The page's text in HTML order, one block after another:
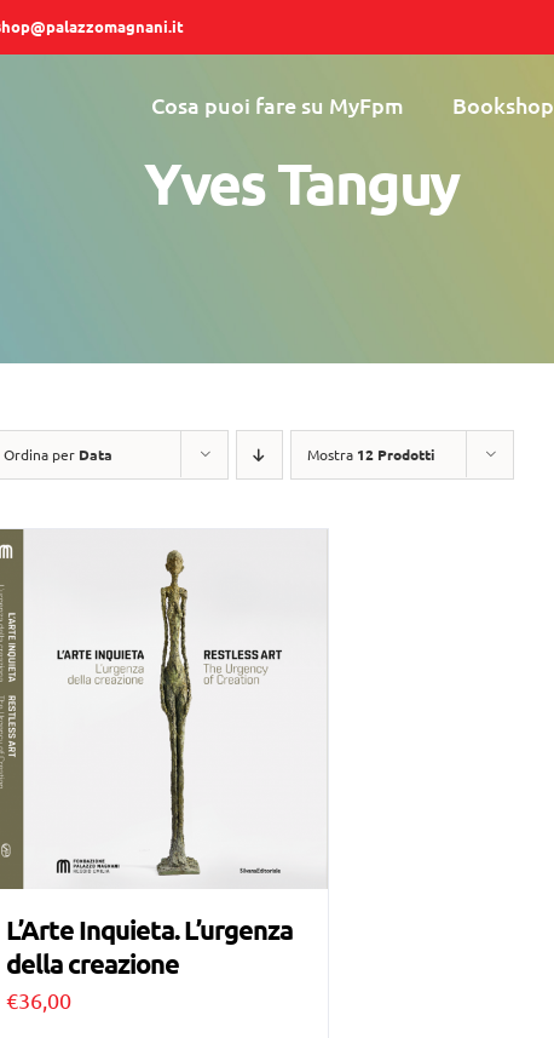
Cosa puoi fare su MyFpm Bookshop
Yves Tanguy
Ordina per Data Mostra 12 Prodotti
L’Arte Inquieta. L’urgenza
della creazione
€36,00